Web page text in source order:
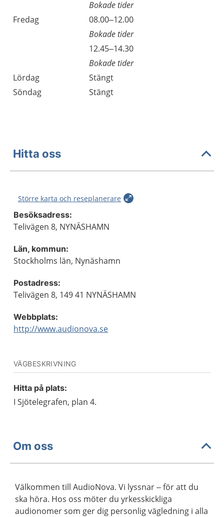
Bokade tider
Fredag
08.00–12.00
Bokade tider
12.45–14.30
Bokade tider
Lördag
Stängt
Söndag
Stängt
Hitta oss
Större karta och reseplanerare
Besöksadress:
Telivägen 8, NYNÄSHAMN
Län, kommun:
Stockholms län, Nynäshamn
Postadress:
Telivägen 8, 149 41 NYNÄSHAMN
Webbplats:
http://www.audionova.se
VÄGBESKRIVNING
Hitta på plats:
I Sjötelegrafen, plan 4.
Om oss
Välkommen till AudioNova. Vi lyssnar – för att du
ska höra. Hos oss möter du yrkesskickliga
audionomer som ger dig personlig vägledning i alla